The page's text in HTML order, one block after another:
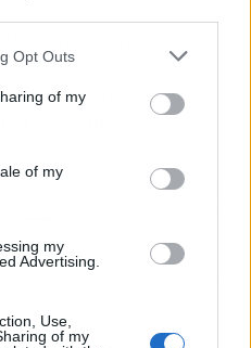
Opt Outs
of my
of my
my
Advertising.
Use,
of my
Luck Ra reafirma
referente de la
a nivel global.
Artículo siguiente
bruma de Mercadona